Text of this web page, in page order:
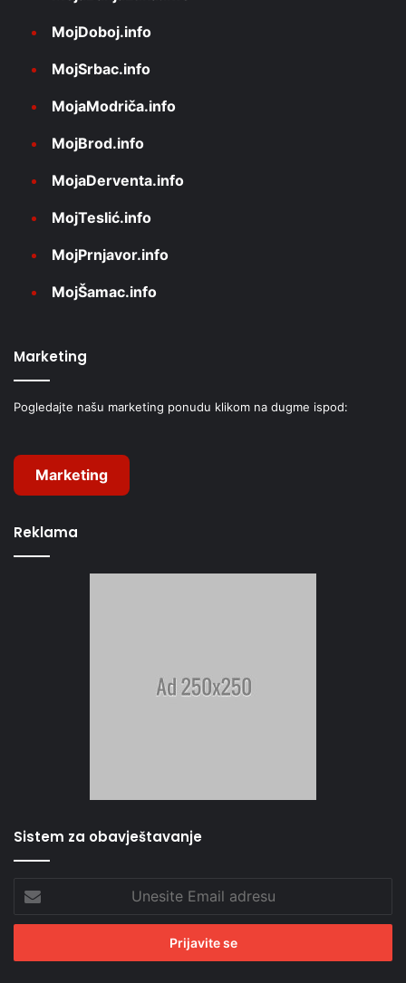
MojDoboj.info
MojSrbac.info
MojaModriča.info
MojBrod.info
MojaDerventa.info
MojTeslić.info
MojPrnjavor.info
MojŠamac.info
Marketing
Pogledajte našu marketing ponudu klikom na dugme ispod:
Marketing
Reklama
Sistem za obavještavanje
Email
adresu